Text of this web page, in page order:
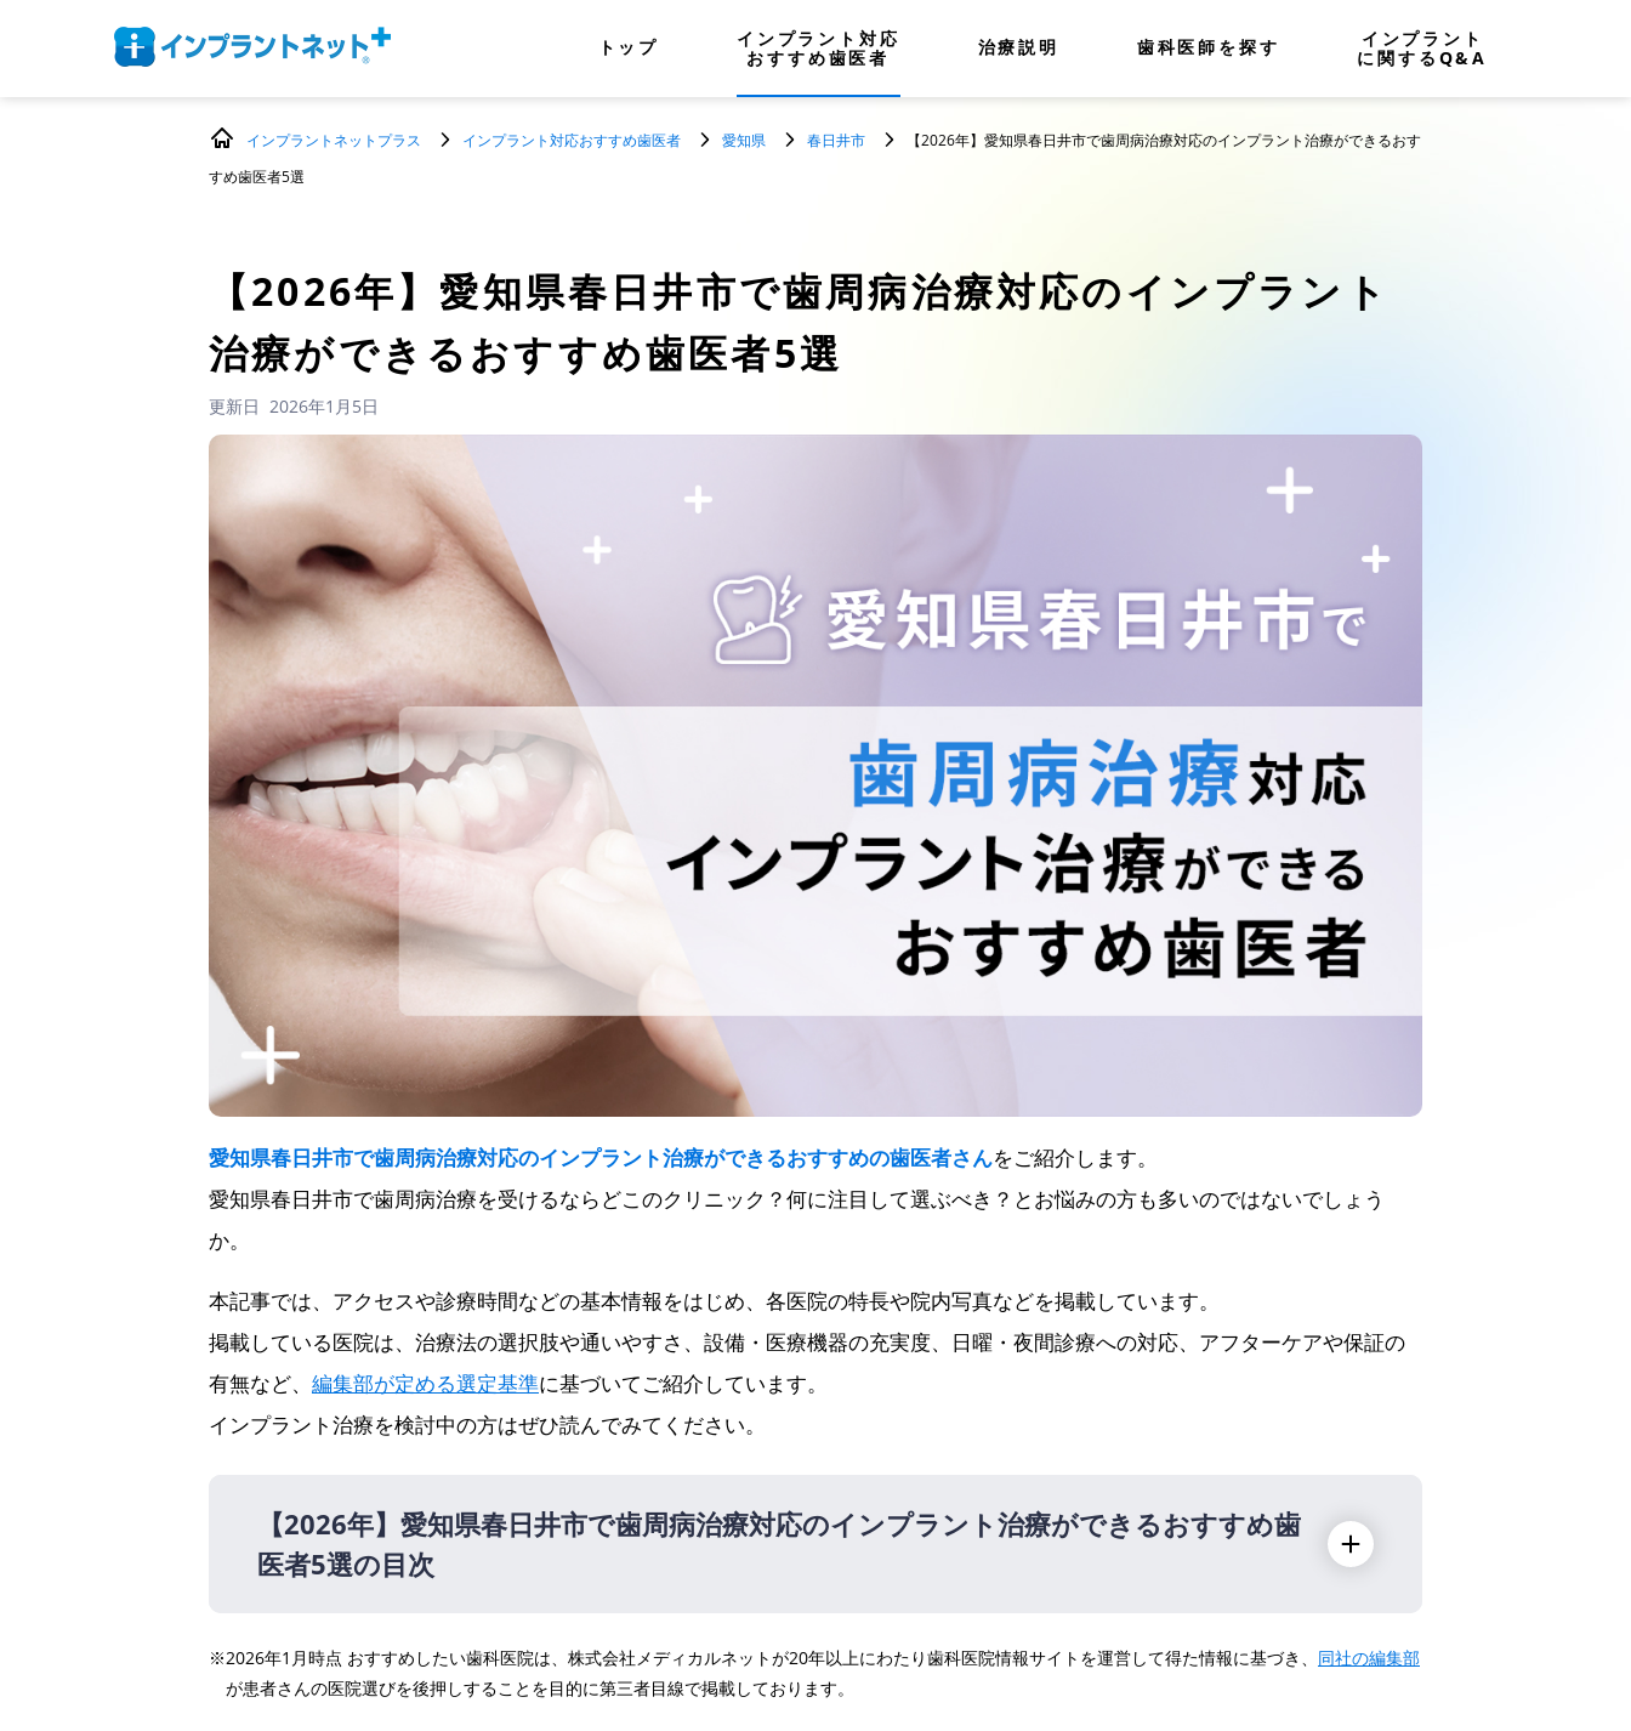
トップ
インプラント対応
おすすめ歯医者
治療説明 歯科医師を探す
インプラント
に関するQ&A
インプラントネットプラス インプラント対応おすすめ歯医者 愛知県 春日井市
【2026年】愛知県春日井市で歯周病治療対応のインプラント治療ができるおす
すめ歯医者5選
【2026年】 愛知県春日井市で歯周病治療対応のインプラント
治療ができるおすすめ歯医者5選
更新日 2026年1月5日
愛知県春日井市で歯周病治療対応のインプラント治療ができるおすすめの歯医者さんをご紹介します。
愛知県春日井市で歯周病治療を受けるならどこのクリニック？何に注目して選ぶべき？とお悩みの方も多いのではないでしょう
か。
本記事では、アクセスや診療時間などの基本情報をはじめ、各医院の特長や院内写真などを掲載しています。
掲載している医院は、治療法の選択肢や通いやすさ、設備・医療機器の充実度、日曜・夜間診療への対応、アフターケアや保証の
有無など、 編集部が定める選定基準に基づいてご紹介しています。
インプラント治療を検討中の方はぜひ読んでみてください。
【2026年】 愛知県春日井市で歯周病治療対応のインプラント治療ができるおすすめ歯
医者5選の目次
さくら歯科
澤歯科クリニック
※2026年1月時点 おすすめしたい歯科医院は、株式会社メディカルネットが20年以上にわたり歯科医院情報サイトを運営して得た情報に基づき、 同社の編集部
が患者さんの医院選びを後押しすることを目的に第三者目線で掲載しております。